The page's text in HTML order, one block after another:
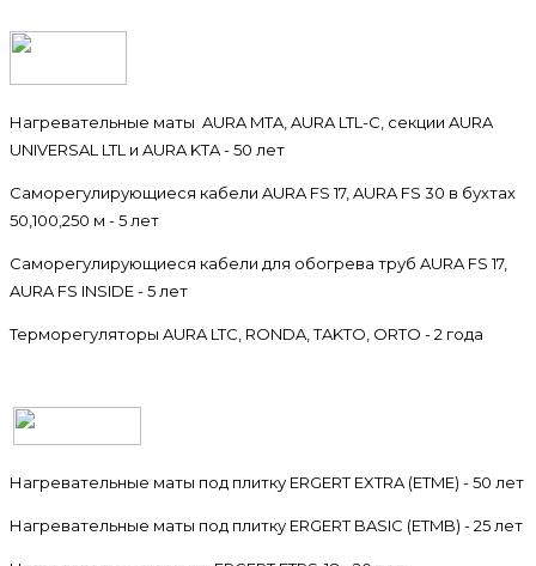
Нагревательные маты AURA MTA, AURA LTL-C, секции AURA
UNIVERSAL LTL и AURA KTA - 50 лет
Саморегулирующиеся кабели AURA FS 17, AURA FS 30 в бухтах
50,100,250 м - 5 лет
Саморегулирующиеся кабели для обогрева труб AURA FS 17,
AURA FS INSIDE - 5 лет
Терморегуляторы AURA LTC, RONDA, TAKTO, ORTO - 2 года
Нагревательные маты под плитку ERGERT EXTRA (ETME) - 50 лет
Нагревательные маты под плитку ERGERT BASIC (ETMB) - 25 лет